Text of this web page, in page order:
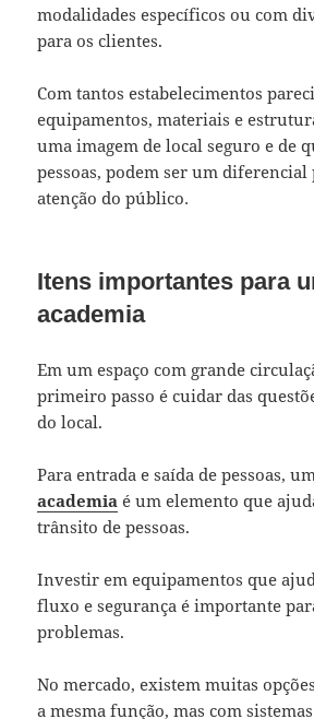
modalidades específicos ou com
para os clientes.
Com tantos estabelecimentos
equipamentos, materiais e
uma imagem de local seguro e de
pessoas, podem ser um diferencial
atenção do público.
Itens importantes para
academia
Em um espaço com grande
primeiro passo é cuidar das
do local.
Para entrada e saída de pessoas,
academia é um elemento que
trânsito de pessoas.
Investir em equipamentos que
fluxo e segurança é importante
problemas.
No mercado, existem muitas
a mesma função, mas com